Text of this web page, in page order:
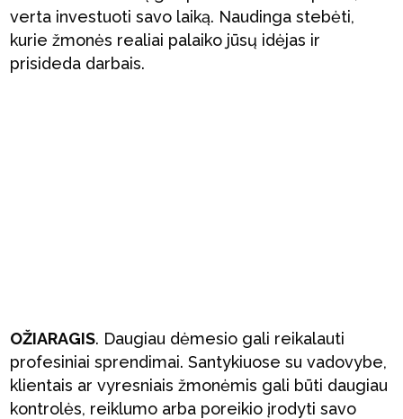
verta investuoti savo laiką. Naudinga stebėti,
kurie žmonės realiai palaiko jūsų idėjas ir
prisideda darbais.
OŽIARAGIS. Daugiau dėmesio gali reikalauti
profesiniai sprendimai. Santykiuose su vadovybe,
klientais ar vyresniais žmonėmis gali būti daugiau
kontrolės, reiklumo arba poreikio įrodyti savo